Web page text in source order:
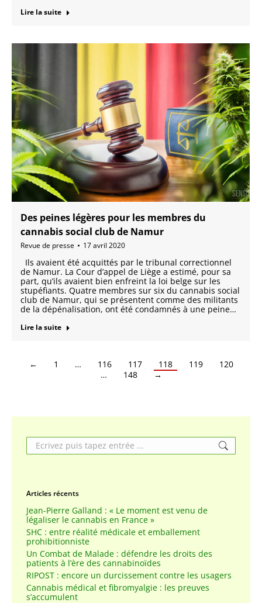
Lire la suite
Des peines légères pour les membres du
cannabis social club de Namur
Revue de presse 17 avril 2020
Ils avaient été acquittés par le tribunal correctionnel
de Namur. La Cour d’appel de Liège a estimé, pour sa
part, qu’ils avaient bien enfreint la loi belge sur les
stupéfiants. Quatre membres sur six du cannabis social
club de Namur, qui se présentent comme des militants
de la dépénalisation, ont été condamnés à une peine…
Lire la suite
← 1 … 116 117 118 119
120
…
148 →
Search:
Articles récents
Jean-Pierre Galland : « Le moment est venu de
légaliser le cannabis en France »
SHC : entre réalité médicale et emballement
prohibitionniste
Un Combat de Malade : défendre les droits des
patients à l’ère des cannabinoïdes
RIPOST : encore un durcissement contre les usagers
Cannabis médical et fibromyalgie : les preuves
s’accumulent